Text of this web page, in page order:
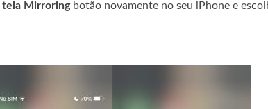
tela Mirroringbotão novamente no seu iPhone e